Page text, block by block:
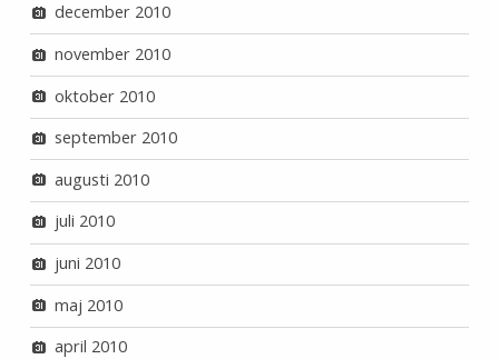
december 2010
november 2010
oktober 2010
september 2010
augusti 2010
juli 2010
juni 2010
maj 2010
april 2010